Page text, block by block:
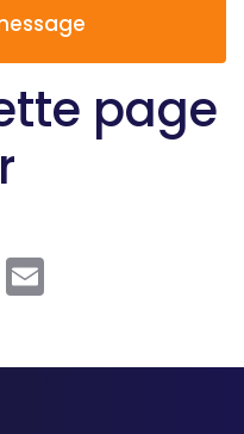
page
Twitter